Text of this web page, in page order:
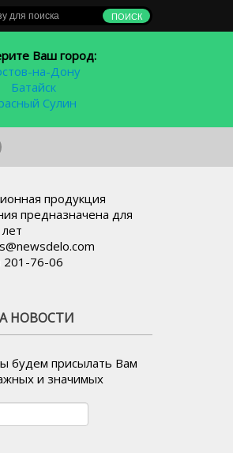
Ваш город:
на-Дону
Батайск
Сулин
продукция
предназначена для
201-76-06
НОВОСТИ
будем присылать Вам
и значимых